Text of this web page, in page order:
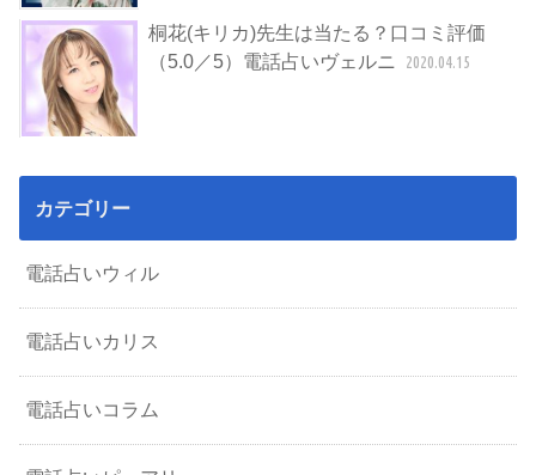
桐花(キリカ)先生は当たる？口コミ評価
（5.0／5）電話占いヴェルニ
2020.04.15
カテゴリー
電話占いウィル
電話占いカリス
電話占いコラム